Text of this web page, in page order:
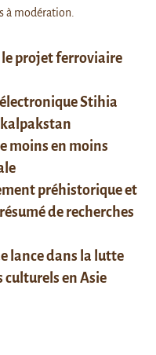
le projet ferroviaire
Stihia
moins en moins
préhistorique et
de recherches
lance dans la lutte
culturels en Asie
à modération.